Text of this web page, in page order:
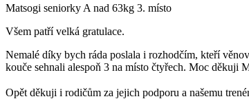
Matsogi seniorky A nad 63kg 3. místo
Všem patří velká gratulace.
Nemalé díky bych ráda poslala i rozhodčím, kteří
kouče sehnali alespoň 3 na místo čtyřech. Moc
Opět děkuji i rodičům za jejich podporu a našemu